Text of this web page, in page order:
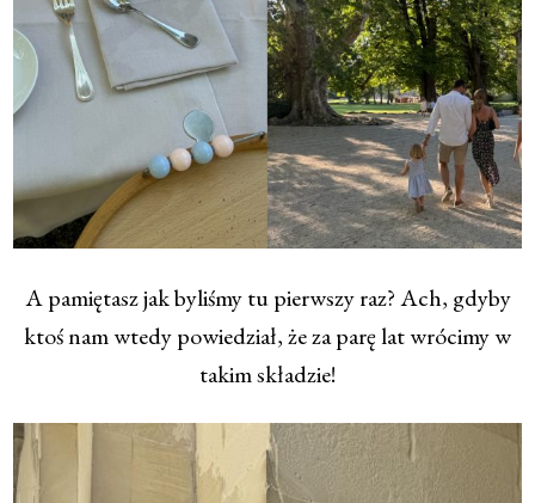
A pamiętasz jak byliśmy tu pierwszy raz? Ach, gdyby
ktoś nam wtedy powiedział, że za parę lat wrócimy w
takim składzie!